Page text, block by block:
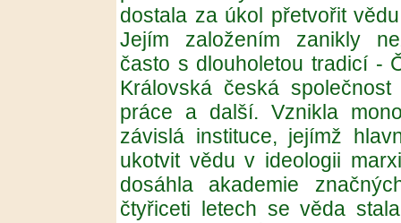
dostala za úkol přetvořit
Jejím založením zanikly
často s dlouholetou tradicí -
Královská česká
práce a další. Vznikla
závislá instituce, jejímž
ukotvit vědu v ideologii
dosáhla akademie
čtyřiceti letech se věda